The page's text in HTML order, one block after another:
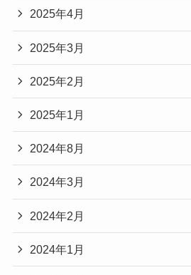
2025年4月
2025年3月
2025年2月
2025年1月
2024年8月
2024年3月
2024年2月
2024年1月